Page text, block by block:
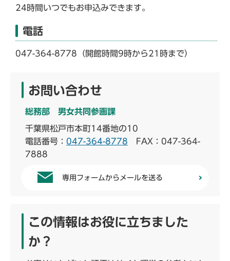
24時間いつでもお申込みできます。
電話
047-364-8778（開館時間9時から21時まで）
お問い合わせ
総務部 男女共同参画課
千葉県松戸市本町14番地の10
電話番号： 047-364-8778 FAX：047-364-
7888
専用フォームからメールを送る
この情報はお役に立ちました
か？